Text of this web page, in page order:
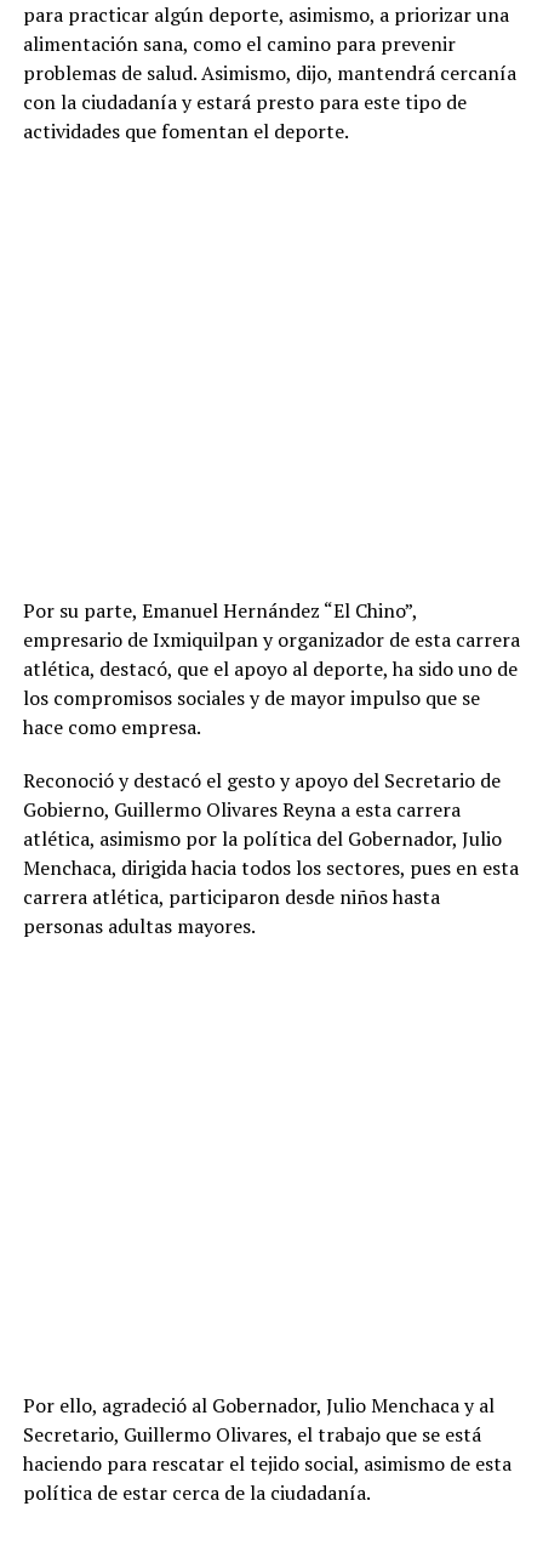
para practicar algún deporte, asimismo, a priorizar una
alimentación sana, como el camino para prevenir
problemas de salud. Asimismo, dijo, mantendrá cercanía
con la ciudadanía y estará presto para este tipo de
actividades que fomentan el deporte.
Por su parte, Emanuel Hernández “El Chino”,
empresario de Ixmiquilpan y organizador de esta carrera
atlética, destacó, que el apoyo al deporte, ha sido uno de
los compromisos sociales y de mayor impulso que se
hace como empresa.
Reconoció y destacó el gesto y apoyo del Secretario de
Gobierno, Guillermo Olivares Reyna a esta carrera
atlética, asimismo por la política del Gobernador, Julio
Menchaca, dirigida hacia todos los sectores, pues en esta
carrera atlética, participaron desde niños hasta
personas adultas mayores.
Por ello, agradeció al Gobernador, Julio Menchaca y al
Secretario, Guillermo Olivares, el trabajo que se está
haciendo para rescatar el tejido social, asimismo de esta
política de estar cerca de la ciudadanía.